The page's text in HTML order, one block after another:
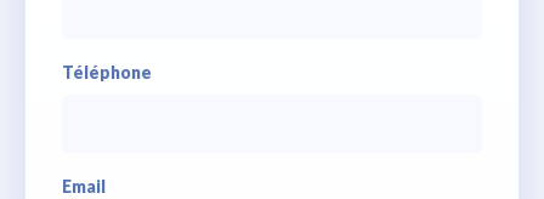
Téléphone
Email